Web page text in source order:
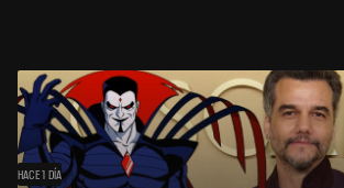
HACE 1 DÍA